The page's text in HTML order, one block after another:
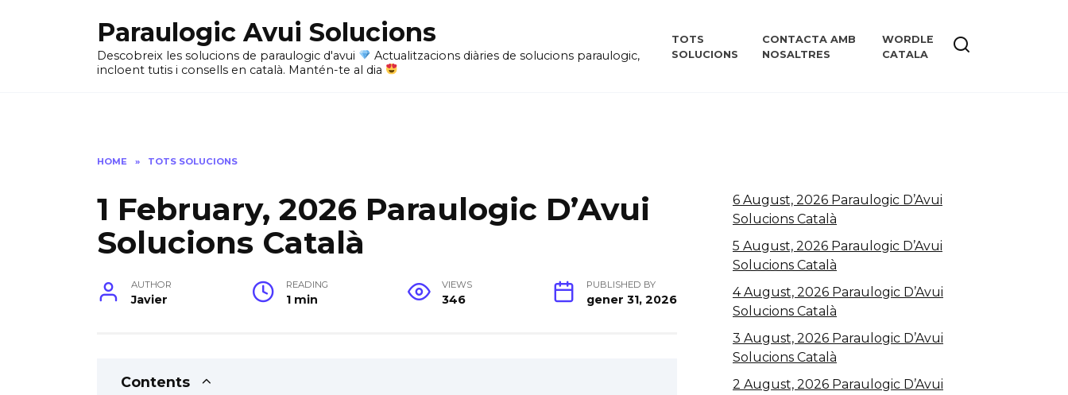
Paraulogic Avui Solucions
Descobreix les solucions de paraulogic d'avui
Actualitzacions diàries de solucions paraulogic,
incloent tutis i consells en català. Mantén-te al dia
TOTS
SOLUCIONS
CONTACTA AMB
NOSALTRES
WORDLE
CATALA
HOME » TOTS SOLUCIONS
1 February, 2026 Paraulogic D’Avui
Solucions Català
AUTHOR
Javier
READING
1 min
VIEWS
346
PUBLISHED BY
gener 31, 2026
Contents
6 August, 2026 Paraulogic D’Avui
Solucions Català
5 August, 2026 Paraulogic D’Avui
Solucions Català
4 August, 2026 Paraulogic D’Avui
Solucions Català
3 August, 2026 Paraulogic D’Avui
Solucions Català
2 August, 2026 Paraulogic D’Avui